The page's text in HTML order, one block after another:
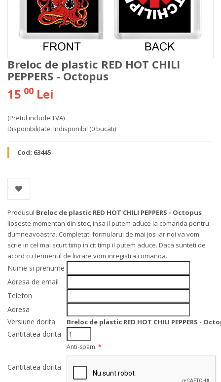
Breloc de plastic RED HOT CHILI
PEPPERS - Octopus
15 00 Lei
(Pretul include TVA)
Disponibilitate: Indisponibil (0 bucati)
Cod: 63445
Produsul Breloc de plastic RED HOT CHILI PEPPERS - Octopus
lipseste momentan din stoc, insa il putem aduce la comanda pentru
dumneavoastra. Completati formularul de mai jos iar noi va vom
scrie in cel mai scurt timp in cit timp il putem aduce. Daca sunteti de
acord cu termenul de livrare vom inregistra comanda.
Nume si prenume
Adresa de email
Telefon
Adresa
Versiune dorita
Breloc de plastic RED HOT CHILI PEPPERS -
Cantitatea dorita
Cantitatea dorita
Anti-spam: *